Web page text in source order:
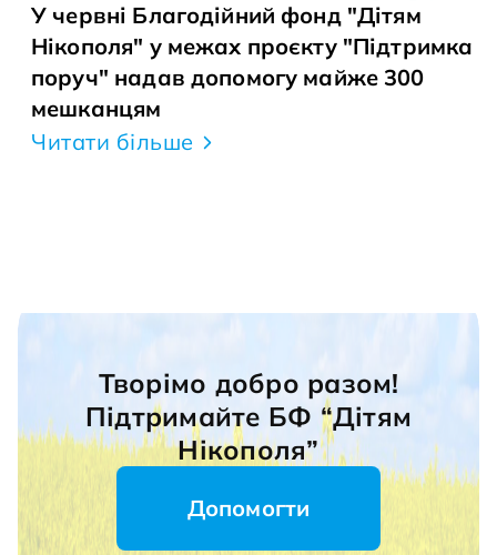
У червні Благодійний фонд "Дітям
Нікополя" у межах проєкту "Підтримка
поруч" надав допомогу майже 300
мешканцям
Читати більше
Творімо добро разом!
Підтримайте БФ “Дітям
Нікополя”
Допомогти